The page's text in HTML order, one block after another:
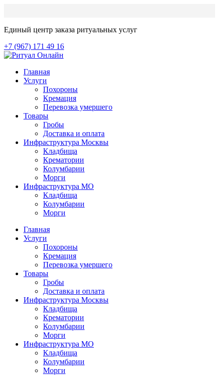
Единый центр заказа ритуальных услуг
+7 (967) 171 49 16
Главная
Услуги
Похороны
Кремация
Перевозка умершего
Товары
Гробы
Доставка и оплата
Инфраструктура Москвы
Кладбища
Крематории
Колумбарии
Морги
Инфраструктура МО
Кладбища
Колумбарии
Морги
Главная
Услуги
Похороны
Кремация
Перевозка умершего
Товары
Гробы
Доставка и оплата
Инфраструктура Москвы
Кладбища
Крематории
Колумбарии
Морги
Инфраструктура МО
Кладбища
Колумбарии
Морги